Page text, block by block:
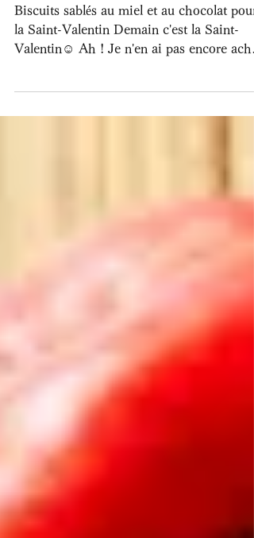
on sale☺.
Biscuits sablés au miel et au chocolat pour